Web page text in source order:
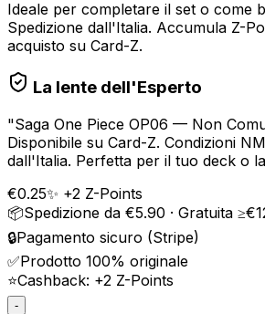
Ideale per completare il set o come
Spedizione dall'Italia. Accumula Z-
acquisto su Card-Z.
La lente dell'Esperto
"Saga One Piece OP06 — Non
Disponibile su Card-Z. Condizioni
dall'Italia. Perfetta per il tuo deck o
€0.25✨ +2 Z-Points
📦Spedizione da €5.90 · Gratuita
🔒Pagamento sicuro (Stripe)
✅Prodotto 100% originale
⭐Cashback: +2 Z-Points
-